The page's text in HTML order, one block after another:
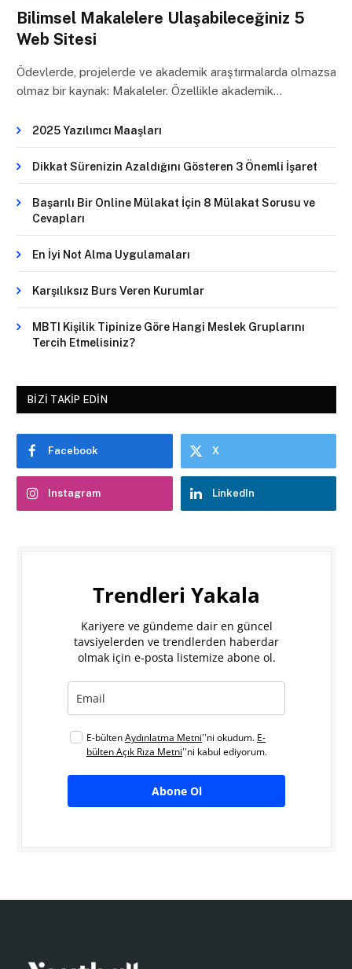
Bilimsel Makalelere Ulaşabileceğiniz 5
Web Sitesi
Ödevlerde, projelerde ve akademik araştırmalarda olmazsa
olmaz bir kaynak: Makaleler. Özellikle akademik…
2025 Yazılımcı Maaşları
Dikkat Sürenizin Azaldığını Gösteren 3 Önemli İşaret
Başarılı Bir Online Mülakat İçin 8 Mülakat Sorusu ve
Cevapları
En İyi Not Alma Uygulamaları
Karşılıksız Burs Veren Kurumlar
MBTI Kişilik Tipinize Göre Hangi Meslek Gruplarını
Tercih Etmelisiniz?
BIZI TAKIP EDIN
Facebook X
Instagram LinkedIn
Trendleri Yakala
Kariyere ve gündeme dair en güncel
tavsiyelerden ve trendlerden haberdar
olmak için e-posta listemize abone ol.
E-bültenAydınlatma Metni''ni okudum. E-
bülten Açık Rıza Metni''ni kabul ediyorum.
Abone Ol